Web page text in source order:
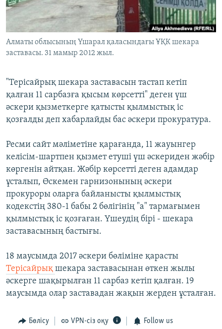
ЖАЗЫЛЫҢЫЗ
Басқа тілдерде
Алматы облысының Үшарал қаласындағы ҰҚК шекара
заставасы. 31 мамыр 2012 жыл.
"Терісайрық шекара заставасын тастап кетіп
қалған 11 сарбазға қысым көрсетті" деген үш
әскери қызметкерге қатысты қылмыстық іс
қозғалды деп хабарлайды бас әскери прокуратура.
Ресми сайт мәліметіне қарағанда, 11 жауынгер
келісім-шартпен қызмет етуші үш әскериден жәбір
көргенін айтқан. Жәбір көрсетті деген адамдар
ұсталып, Өскемен гарнизонының әскери
прокуроры оларға байланысты қылмыстық
кодекстің 380-1 бабы 2 бөлігінің "а" тармағымен
қылмыстық іс қозғаған. Үшеудің бірі - шекара
заставасының бастығы.
18 маусымда 2017 әскери бөліміне қарасты
Терісайрық шекара заставасынан өткен жылы
әскерге шақырылған 11 сарбаз кетіп қалған. 19
маусымда олар заставадан жақын жерден ұсталған.
Бөлісу VPN-сіз оқу Follow us